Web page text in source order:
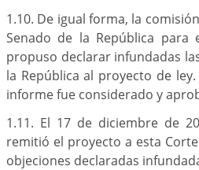
1.10. De igual forma, la
Senado de la República
propuso declarar infundadas
la República al proyecto de
informe fue considerado y
1.11. El 17 de diciembre de
remitió el proyecto a esta
objeciones declaradas